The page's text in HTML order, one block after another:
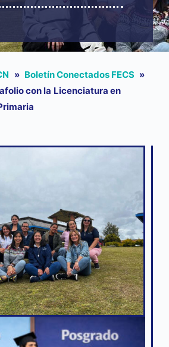
» Boletín Conectados FECS »
con la Licenciatura en